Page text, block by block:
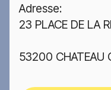
Adresse:
23 PLACE DE LA
53200 CHATEAU